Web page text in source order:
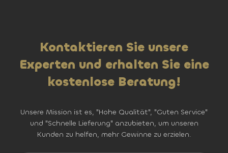
Kontaktieren Sie unsere
Experten und erhalten Sie eine
kostenlose Beratung!
Unsere Mission ist es, "Hohe Qualität", "Guten Service"
und "Schnelle Lieferung" anzubieten, um unseren
Kunden zu helfen, mehr Gewinne zu erzielen.